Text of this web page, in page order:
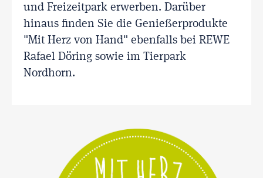
und Freizeitpark erwerben. Darüber
hinaus finden Sie die Genießerprodukte
"Mit Herz von Hand" ebenfalls bei REWE
Rafael Döring sowie im Tierpark
Nordhorn.